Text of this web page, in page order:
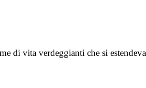
di vita verdeggianti che si